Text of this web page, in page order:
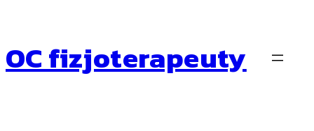
OC fizjoterapeuty